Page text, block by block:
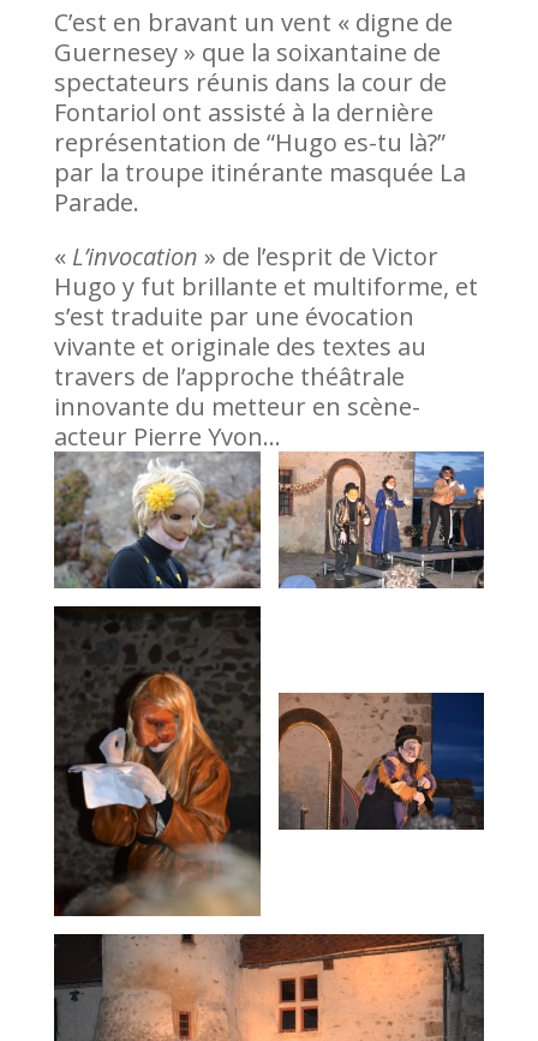
C’est en bravant un vent « digne de
Guernesey » que la soixantaine de
spectateurs réunis dans la cour de
Fontariol ont assisté à la dernière
représentation de “Hugo es-tu là?”
par la troupe itinérante masquée La
Parade.
« L’invocation » de l’esprit de Victor
Hugo y fut brillante et multiforme, et
s’est traduite par une évocation
vivante et originale des textes au
travers de l’approche théâtrale
innovante du metteur en scène-
acteur Pierre Yvon…